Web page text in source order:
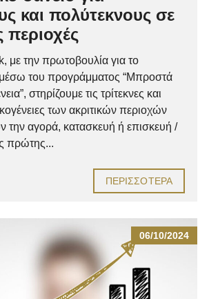
και πολύτεκνους σε
περιοχές
με την πρωτοβουλία για το
του προγράμματος “Μπροστά
στηρίζουμε τις τρίτεκνες και
των ακριτικών περιοχών
την αγορά, κατασκευή ή επισκευή /
πρώτης...
ΠΕΡΙΣΣΌΤΕΡΑ
06/10/2024